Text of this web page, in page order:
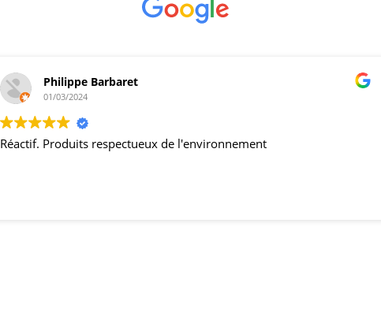
Philippe Barbaret
01/03/2024
Réactif. Produits respectueux de l'environnement